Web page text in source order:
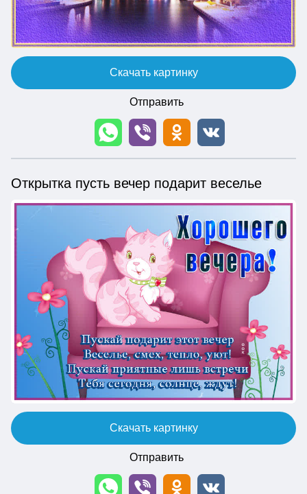
Скачать картинку
Отправить
Открытка пусть вечер подарит веселье
Скачать картинку
Отправить